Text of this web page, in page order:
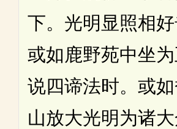
下。光明显照相好
或如鹿野苑中坐
说四谛法时。或
山放大光明为诸